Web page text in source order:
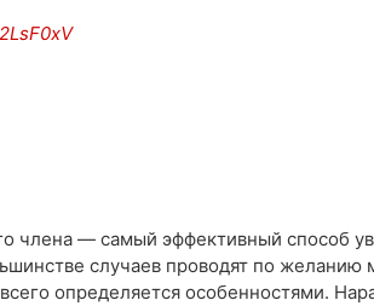
члена — самый эффективный способ
случаев проводят по
определяется особенностями.